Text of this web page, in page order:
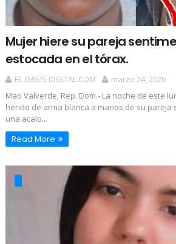
Mujer hiere su pareja
estocada en el tórax.
EL OASIS DIGITAL.COM
marzo 24, 2026
Mao Valverde, Rep. Dom.- La noche de este
herido de arma blanca a manos de su pareja
una acalo...
Read More